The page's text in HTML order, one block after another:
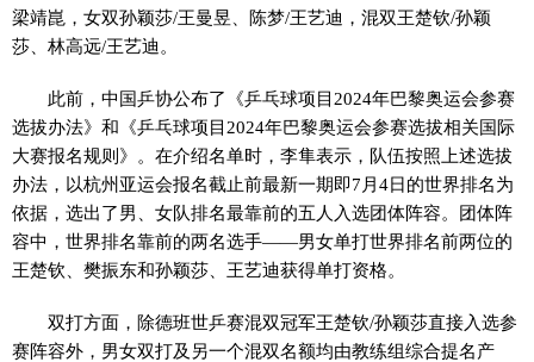
梁靖崑，女双孙颖莎/王曼昱、陈梦/王艺迪，混双王楚钦/孙颖
莎、林高远/王艺迪。
此前，中国乒协公布了《乒乓球项目2024年巴黎奥运会参赛
选拔办法》和《乒乓球项目2024年巴黎奥运会参赛选拔相关国际
大赛报名规则》。在介绍名单时，李隼表示，队伍按照上述选拔
办法，以杭州亚运会报名截止前最新一期即7月4日的世界排名为
依据，选出了男、女队排名最靠前的五人入选团体阵容。团体阵
容中，世界排名靠前的两名选手——男女单打世界排名前两位的
王楚钦、樊振东和孙颖莎、王艺迪获得单打资格。
双打方面，除德班世乒赛混双冠军王楚钦/孙颖莎直接入选参
赛阵容外，男女双打及另一个混双名额均由教练组综合提名产